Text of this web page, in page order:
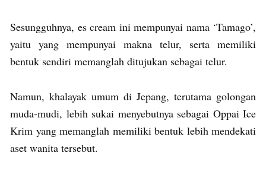
Sesungguhnya, es cream ini mempunyai nama ‘Tamago’,
yaitu yang mempunyai makna telur, serta memiliki
bentuk sendiri memanglah ditujukan sebagai telur.
Namun, khalayak umum di Jepang, terutama golongan
muda-mudi, lebih sukai menyebutnya sebagai Oppai Ice
Krim yang memanglah memiliki bentuk lebih mendekati
aset wanita tersebut.